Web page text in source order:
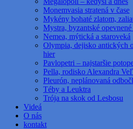
Monemvasia stratená v čase
Mykény bohaté zlatom,
Mystra, byzantské opevnené
Nemea, mýtická a staroveká
Olympia, dejisko antických
hier
Pavlopetri – najstaršie
Pella, rodisko Alexandra
Pleurón, neplánovaná
Téby a Leuktra
Trója na skok od Lesbosu
Videá
O nás
kontakt